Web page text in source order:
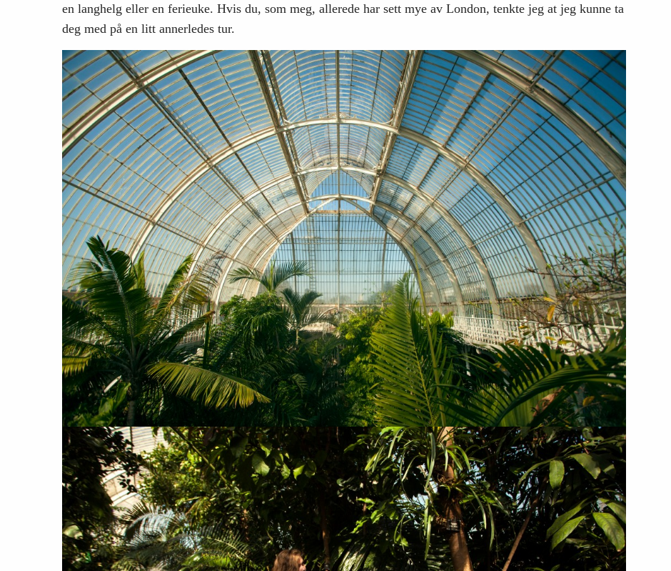
en langhelg eller en ferieuke. Hvis du, som meg, allerede har sett mye av London, tenkte jeg at jeg kunne ta
deg med på en litt annerledes tur.